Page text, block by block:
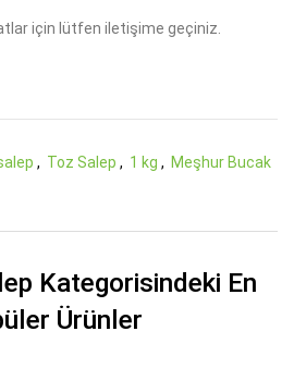
için lütfen iletişime geçiniz.
, Toz Salep , 1 kg , Meşhur Bucak
Kategorisindeki En
Ürünler